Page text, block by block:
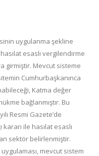
uygulanma şekline
esaslı vergilendirme
girmiştir. Mevcut sisteme
Cumhurbaşkanınca
Katma değer
bağlanmıştır. Bu
Resmi Gazete’de
kararı ile hasılat esaslı
sektör belirlenmiştir.
uygulaması, mevcut sistem